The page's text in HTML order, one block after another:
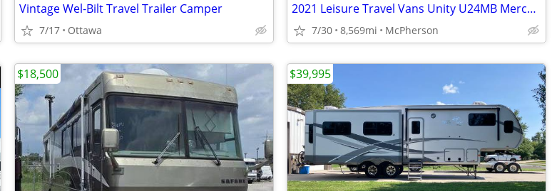
Vintage Wel-Bilt Travel Trailer Camper
7/17 Ottawa
2021 Leisure Travel Vans Unity U24MB Mercedes Sprinter Diesel -
7/30 8,569mi McPherson
$18,500 $39,995